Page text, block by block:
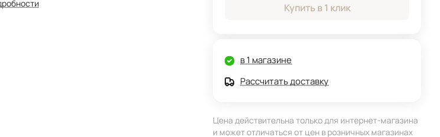
Купить в 1 клик
в 1 магазине
Рассчитать доставку
Цена действительна только для интернет-магазина
и может отличаться от цен в розничных магазинах